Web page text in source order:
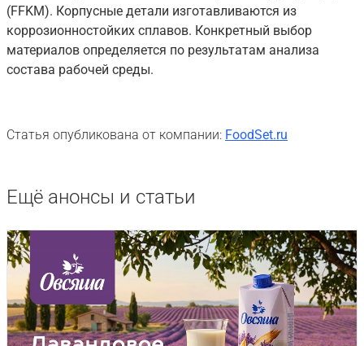
(FFKM). Корпусные детали изготавливаются из
коррозионностойких сплавов. Конкретный выбор
материалов определяется по результатам анализа
состава рабочей среды.
Статья опубликована от компании: FoodSet.ru
Ещё анонсы и статьи